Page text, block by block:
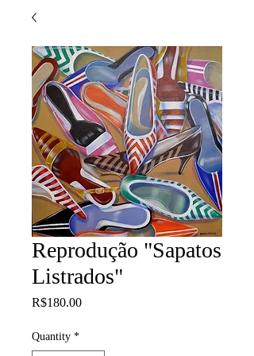
Reprodução "Sapatos
Listrados"
R$180.00Price
Quantity *